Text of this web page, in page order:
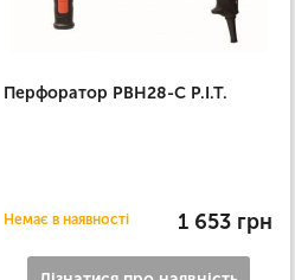
Перфоратор РВН28-С P.I.T.
Немає в наявності 1 653 грн